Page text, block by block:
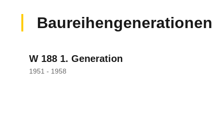
Baureihengenerationen
W 188 1. Generation
1951 - 1958